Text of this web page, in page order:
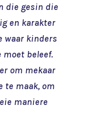
die gesin die
en karakter
waar kinders
moet beleef.
om mekaar
te maak, om
maniere